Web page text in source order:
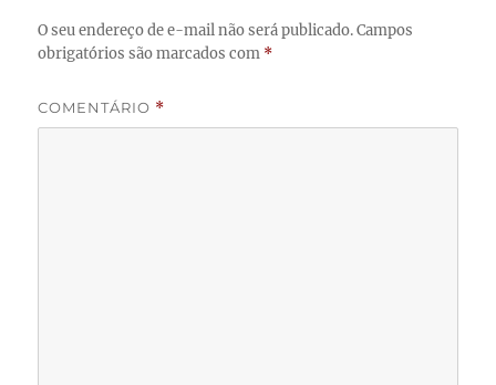
O seu endereço de e-mail não será publicado. Campos
obrigatórios são marcados com *
COMENTÁRIO *